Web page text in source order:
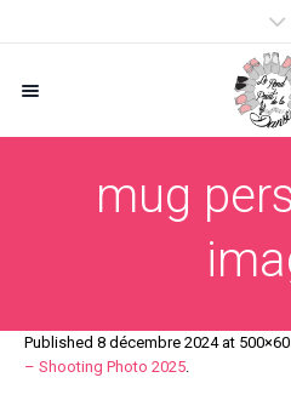
mug
Published 8 décembre 2024at
– Shooting Photo 2025.